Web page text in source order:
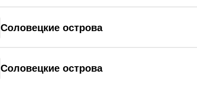
Соловецкие острова
Соловецкие острова